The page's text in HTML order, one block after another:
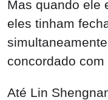
Mas quando ele
eles tinham
concordado com
Até Lin